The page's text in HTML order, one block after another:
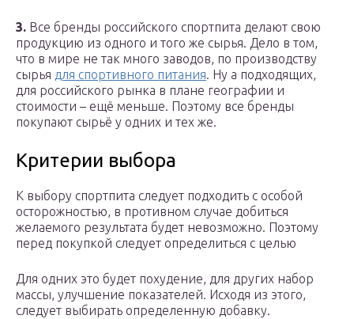
3. Все бренды российского спортпита делают свою
продукцию из одного и того же сырья. Дело в том,
что в мире не так много заводов, по производству
сырья для спортивного питания. Ну а подходящих,
для российского рынка в плане географии и
стоимости – ещё меньше. Поэтому все бренды
покупают сырьё у одних и тех же.
Критерии выбора
К выбору спортпита следует подходить с особой
осторожностью, в противном случае добиться
желаемого результата будет невозможно. Поэтому
перед покупкой следует определиться с целью
Для одних это будет похудение, для других набор
массы, улучшение показателей. Исходя из этого,
следует выбирать определенную добавку.